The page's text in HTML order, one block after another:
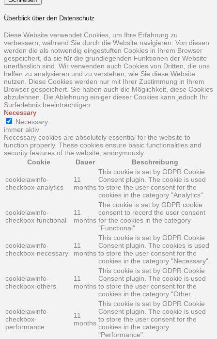
Überblick über den Datenschutz
Diese Website verwendet Cookies, um Ihre Erfahrung zu
verbessern, während Sie durch die Website navigieren. Von diesen
werden die als notwendig eingestuften Cookies in Ihrem Browser
gespeichert, da sie für die grundlegenden Funktionen der Website
unerlässlich sind. Wir verwenden auch Cookies von Dritten, die uns
helfen zu analysieren und zu verstehen, wie Sie diese Website
nutzen. Diese Cookies werden nur mit Ihrer Zustimmung in Ihrem
Browser gespeichert. Sie haben auch die Möglichkeit, diese Cookies
abzulehnen. Die Ablehnung einiger dieser Cookies kann jedoch Ihr
Surferlebnis beeinträchtigen.
Necessary
Necessary
immer aktiv
Necessary cookies are absolutely essential for the website to
function properly. These cookies ensure basic functionalities and
security features of the website, anonymously.
Cookie
Dauer Beschreibung
cookielawinfo-
checkbox-analytics
11
months
This cookie is set by GDPR Cookie
Consent plugin. The cookie is used
to store the user consent for the
cookies in the category "Analytics".
cookielawinfo-
checkbox-functional
11
months
The cookie is set by GDPR cookie
consent to record the user consent
for the cookies in the category
"Functional".
cookielawinfo-
checkbox-necessary
11
months
This cookie is set by GDPR Cookie
Consent plugin. The cookies is used
to store the user consent for the
cookies in the category "Necessary".
cookielawinfo-
checkbox-others
11
months
This cookie is set by GDPR Cookie
Consent plugin. The cookie is used
to store the user consent for the
cookies in the category "Other.
cookielawinfo-
checkbox-
performance
11
months
This cookie is set by GDPR Cookie
Consent plugin. The cookie is used
to store the user consent for the
cookies in the category
"Performance".